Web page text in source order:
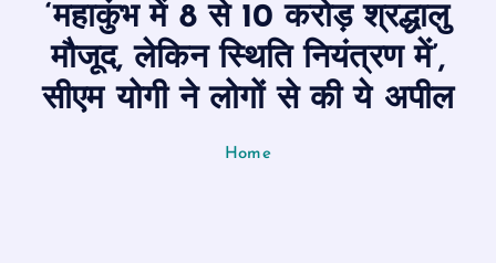
‘महाकुंभ में 8 से 10 करोड़ श्रद्धालु
मौजूद, लेकिन स्थिति नियंत्रण में’,
सीएम योगी ने लोगों से की ये अपील
Home